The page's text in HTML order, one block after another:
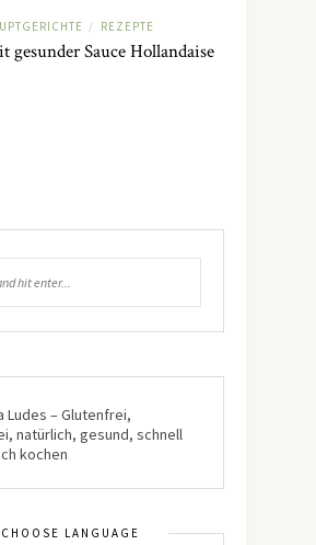
/ REZEPTE
gesunder Sauce Hollandaise
CHOOSE LANGUAGE